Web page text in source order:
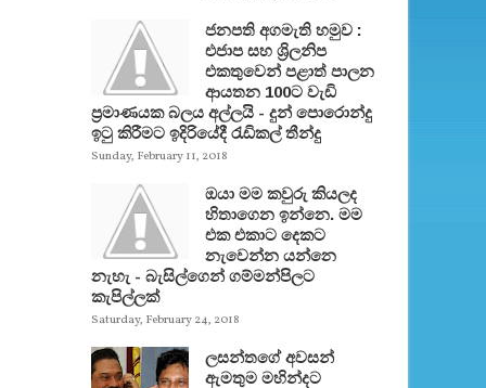
ජනපති අගමැති හමුව :
එජාප සහ ශ්‍රිලනිප
එකතුවෙන් පළාත් පාලන
ආයතන 100ට වැඩි
ප්‍රමාණයක බලය අල්ලයි - දුන් පොරොන්දු
ඉටු කිරීමට ඉදිරියේදී රැඩිකල් තීන්දු
Sunday, February 11, 2018
ඔයා මම කවුරු කියලද
හිතාගෙන ඉන්නෙ. මම
එක එකාට දෙකට
නැවෙන්න යන්නෙ
නැහැ - බැසිල්ගෙන් ගම්මන්පිලට
කැපිල්ලක්
Saturday, February 24, 2018
ලසන්තගේ අවසන්
ඇමතුම මහින්දට